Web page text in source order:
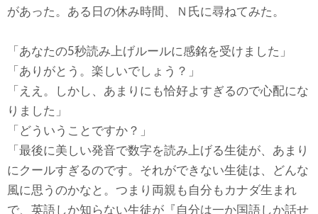
があった。ある日の休み時間、Ｎ氏に尋ねてみた。
「あなたの5秒読み上げルールに感銘を受けました」
「ありがとう。楽しいでしょう？」
「ええ。しかし、あまりにも恰好よすぎるので心配にな
りました」
「どういうことですか？」
「最後に美しい発音で数字を読み上げる生徒が、あまり
にクールすぎるのです。それができない生徒は、どんな
風に思うのかなと。つまり両親も自分もカナダ生まれ
で、英語しか知らない生徒が『自分は一か国語しか話せ